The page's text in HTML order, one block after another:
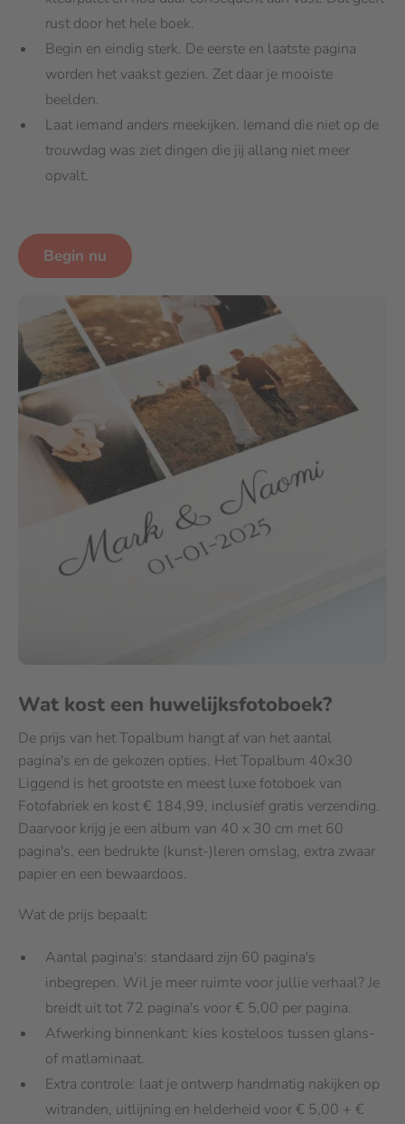
rust door het hele boek.
Begin en eindig sterk. De eerste en laatste pagina
worden het vaakst gezien. Zet daar je mooiste
beelden.
Laat iemand anders meekijken. Iemand die niet op de
trouwdag was ziet dingen die jij allang niet meer
opvalt.
Begin nu
Wat kost een huwelijksfotoboek?
De prijs van het Topalbum hangt af van het aantal
pagina's en de gekozen opties. Het Topalbum 40x30
Liggend is het grootste en meest luxe fotoboek van
Fotofabriek en kost € 184,99, inclusief gratis verzending.
Daarvoor krijg je een album van 40 x 30 cm met 60
pagina's, een bedrukte (kunst-)leren omslag, extra zwaar
papier en een bewaardoos.
Wat de prijs bepaalt:
Aantal pagina's: standaard zijn 60 pagina's
inbegrepen. Wil je meer ruimte voor jullie verhaal? Je
breidt uit tot 72 pagina's voor € 5,00 per pagina.
Afwerking binnenkant: kies kosteloos tussen glans-
of matlaminaat.
Extra controle: laat je ontwerp handmatig nakijken op
witranden, uitlijning en helderheid voor € 5,00 + €